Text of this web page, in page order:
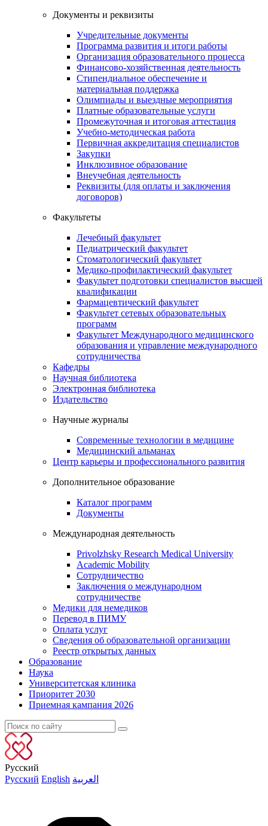
Документы и реквизиты
Учредительные документы
Программа развития и итоги работы
Организация образовательного процесса
Финансово-хозяйственная деятельность
Стипендиальное обеспечение и
материальная поддержка
Олимпиады и выездные мероприятия
Платные образовательные услуги
Промежуточная и итоговая аттестация
Учебно-методическая работа
Первичная аккредитация специалистов
Закупки
Инклюзивное образование
Внеучебная деятельность
Реквизиты (для оплаты и заключения
договоров)
Факультеты
Лечебный факультет
Педиатрический факультет
Стоматологический факультет
Медико-профилактический факультет
Факультет подготовки специалистов высшей
квалификации
Фармацевтический факультет
Факультет сетевых образовательных
программ
Факультет Международного медицинского
образования и управление международного
сотрудничества
Кафедры
Научная библиотека
Электронная библиотека
Издательство
Научные журналы
Современные технологии в медицине
Медицинский альманах
Центр карьеры и профессионального развития
Дополнительное образование
Каталог программ
Документы
Международная деятельность
Privolzhsky Research Medical University
Academic Mobility
Сотрудничество
Заключения о международном
сотрудничестве
Медики для немедиков
Перевод в ПИМУ
Оплата услуг
Сведения об образовательной организации
Реестр открытых данных
Образование
Наука
Университетская клиника
Приоритет 2030
Приемная кампания 2026
Русский
Русский English العربية